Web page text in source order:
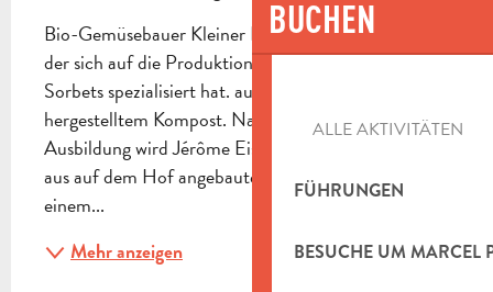
BUCHEN
ALLE AKTIVITÄTEN
FÜHRUNGEN
BESUCHE UM MARCEL
Bio-Gemüsebauer Kleiner Bio-Gemüsebauernhof,
der sich auf die Produktion von Gemüse, Eiern und
Sorbets spezialisiert hat. aus auf dem Hof
hergestelltem Kompost. Nach einer zweijährigen
Ausbildung wird Jérôme Eisbauer und stellt Sorbets
aus auf dem Hof angebauten Bioprodukten her. Mit
einem...
Mehr anzeigen